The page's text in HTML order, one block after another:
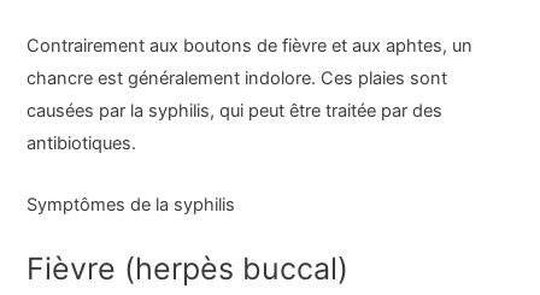
Contrairement aux boutons de fièvre et aux aphtes, un
chancre est généralement indolore. Ces plaies sont
causées par la syphilis, qui peut être traitée par des
antibiotiques.
Symptômes de la syphilis
Fièvre (herpès buccal)